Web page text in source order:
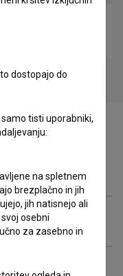
dostopajo do
tisti uporabniki,
na spletnem
brezplačno in jih
jih natisnejo ali
osebni
za zasebno in